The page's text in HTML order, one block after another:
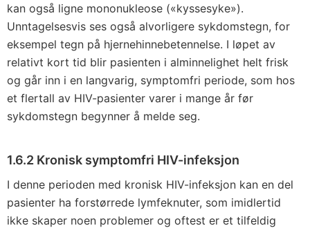
kan også ligne mononukleose («kyssesyke»).
Unntagelsesvis ses også alvorligere sykdomstegn, for
eksempel tegn på hjernehinnebetennelse. I løpet av
relativt kort tid blir pasienten i alminnelighet helt frisk
og går inn i en langvarig, symptomfri periode, som hos
et flertall av HIV-pasienter varer i mange år før
sykdomstegn begynner å melde seg.
1.6.2 Kronisk symptomfri HIV-infeksjon
I denne perioden med kronisk HIV-infeksjon kan en del
pasienter ha forstørrede lymfeknuter, som imidlertid
ikke skaper noen problemer og oftest er et tilfeldig